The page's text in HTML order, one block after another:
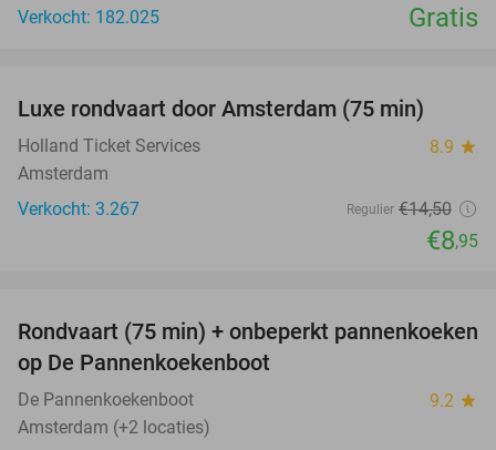
Verkocht: 182.025
Gratis
Luxe rondvaart door Amsterdam (75 min)
Holland Ticket Services 8.9 star
Amsterdam
Verkocht: 3.267
Regulier €14,50
€8,95
30%
Rondvaart (75 min) + onbeperkt pannenkoeken
op De Pannenkoekenboot
De Pannenkoekenboot 9.2 star
Amsterdam (+2 locaties)